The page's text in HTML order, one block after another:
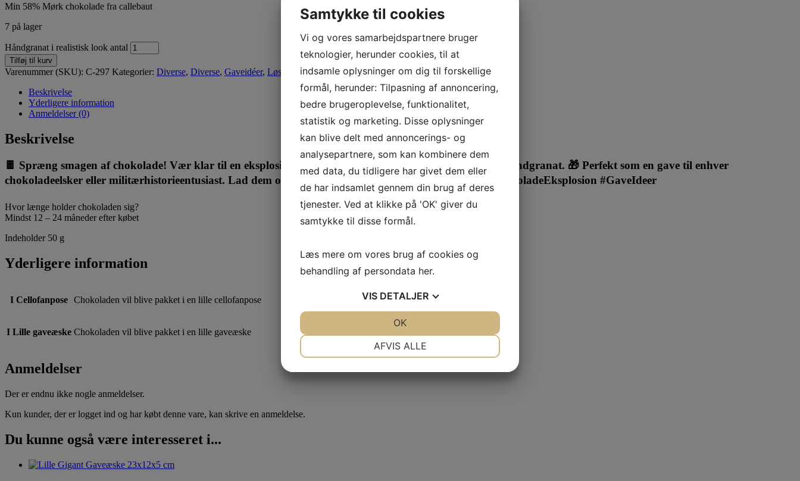
Min 58% Mørk chokolade fra callebaut
7 på lager
Håndgranat i realistisk look antal
Tilføj til kurv
Varenummer (SKU): C-297 Kategorier: Diverse, Diverse, Gaveidéer, Løse chokolader, Nyheder 2026,Tilbud
Beskrivelse
Yderligere information
Anmeldelser (0)
Beskrivelse
🍫 Spræng smagen af chokolade! Vær klar til en eksplosion af glæde med vores håndlavede chokoladehåndgranat. 🎁 Perfekt som en gave til enhver
chokoladeelsker eller militærhistorieentusiast. Lad dem opleve den søde side af “farligt” sjov! 💣🍫 #ChokoladeEksplosion #GaveIdeer
Hvor længe holder chokoladen sig?
Mindst 12 – 24 måneder efter købet
Indeholder 50 g
Yderligere information
I Cellofanpose Chokoladen vil blive pakket i en lille cellofanpose
I Lille gaveæske Chokoladen vil blive pakket i en lille gaveæske
Anmeldelser
Der er endnu ikke nogle anmeldelser.
Kun kunder, der er logget ind og har købt denne vare, kan skrive en anmeldelse.
Du kunne også være interesseret i...
Samtykke til cookies
Vi og vores samarbejdspartnere bruger
teknologier, herunder cookies, til at
indsamle oplysninger om dig til forskellige
formål, herunder: Tilpasning af annoncering,
bedre brugeroplevelse, funktionalitet,
statistik og marketing. Disse oplysninger
kan blive delt med annoncerings- og
analysepartnere, som kan kombinere dem
med data, du tidligere har givet dem eller
de har indsamlet gennem din brug af deres
tjenester. Ved at klikke på 'OK' giver du
samtykke til disse formål.
Læs mere om vores brug af cookies og
behandling af persondata her.
VIS DETALJER
AFVIS ALLE
OK